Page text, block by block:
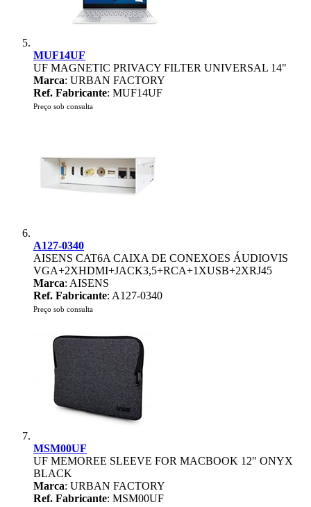
MUF14UF
UF MAGNETIC PRIVACY FILTER UNIVERSAL 14"
Marca: URBAN FACTORY
Ref. Fabricante: MUF14UF
Preço sob consulta
A127-0340
AISENS CAT6A CAIXA DE CONEXOES ÁUDIOVIS
VGA+2XHDMI+JACK3,5+RCA+1XUSB+2XRJ45
Marca: AISENS
Ref. Fabricante: A127-0340
Preço sob consulta
MSM00UF
UF MEMOREE SLEEVE FOR MACBOOK 12" ONYX
BLACK
Marca: URBAN FACTORY
Ref. Fabricante: MSM00UF